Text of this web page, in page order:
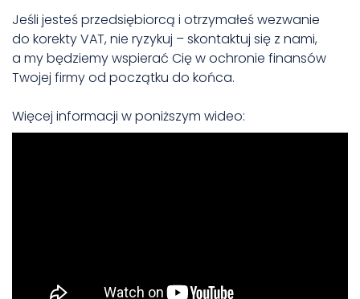
Jeśli jesteś przedsiębiorcą i otrzymałeś wezwanie
do korekty VAT, nie ryzykuj – skontaktuj się z nami,
a my będziemy wspierać Cię w ochronie finansów
Twojej firmy od początku do końca.
Więcej informacji w poniższym wideo: